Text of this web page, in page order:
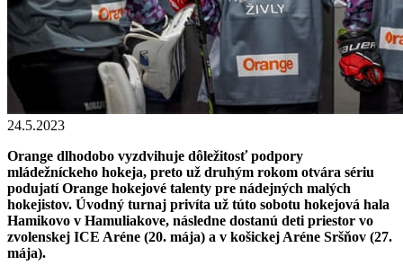
24.5.2023
Orange dlhodobo vyzdvihuje dôležitosť podpory
mládežníckeho hokeja, preto už druhým rokom otvára sériu
podujatí Orange hokejové talenty pre nádejných malých
hokejistov. Úvodný turnaj privíta už túto sobotu hokejová hala
Hamikovo v Hamuliakove, následne dostanú deti priestor vo
zvolenskej ICE Aréne (20. mája) a v košickej Aréne Sršňov (27.
mája).